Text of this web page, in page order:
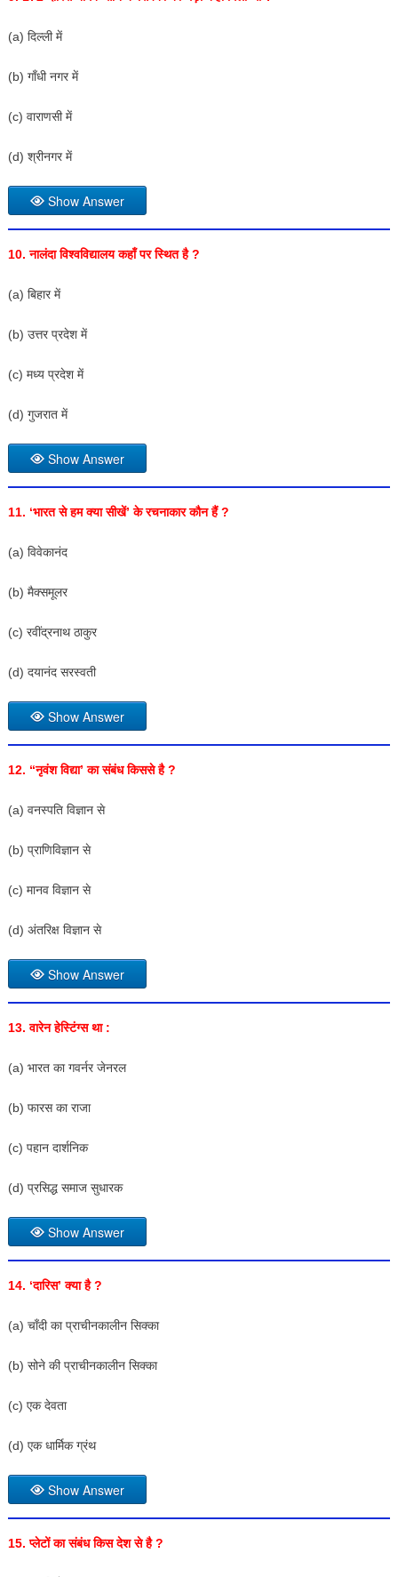
(a) दिल्ली में
(b) गाँधी नगर में
(c) वाराणसी में
(d) श्रीनगर में
Show Answer
10. नालंदा विश्वविद्यालय कहाँ पर स्थित है ?
(a) बिहार में
(b) उत्तर प्रदेश में
(c) मध्य प्रदेश में
(d) गुजरात में
Show Answer
11. ‘भारत से हम क्या सीखें’ के रचनाकार कौन हैं ?
(a) विवेकानंद
(b) मैक्समूलर
(c) रवींद्रनाथ ठाकुर
(d) दयानंद सरस्वती
Show Answer
12. “नृवंश विद्या’ का संबंध किससे है ?
(a) वनस्पति विज्ञान से
(b) प्राणिविज्ञान से
(c) मानव विज्ञान से
(d) अंतरिक्ष विज्ञान से
Show Answer
13. वारेन हेस्टिंग्स था :
(a) भारत का गवर्नर जेनरल
(b) फारस का राजा
(c) पहान दार्शनिक
(d) प्रसिद्ध समाज सुधारक
Show Answer
14. ‘दारिस’ क्या है ?
(a) चाँदी का प्राचीनकालीन सिक्का
(b) सोने की प्राचीनकालीन सिक्का
(c) एक देवता
(d) एक धार्मिक ग्रंथ
Show Answer
15. प्लेटों का संबंध किस देश से है ?